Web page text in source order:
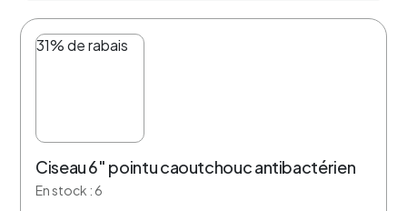
31% de rabais
Ciseau 6″ pointu caoutchouc antibactérien
En stock : 6